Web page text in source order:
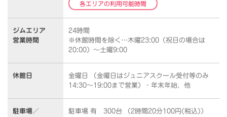
各エリアの利用可能時間
ジムエリア
営業時間
24時間
※休館時間を除く…木曜23:00（祝日の場合は
20:00）～土曜9:00
休館日
金曜日 （金曜日はジュニアスクール受付等のみ
14:30～19:00まで営業）・年末年始、他
駐車場／ 駐車場 有 300台 （2時間20分100円(税込)）